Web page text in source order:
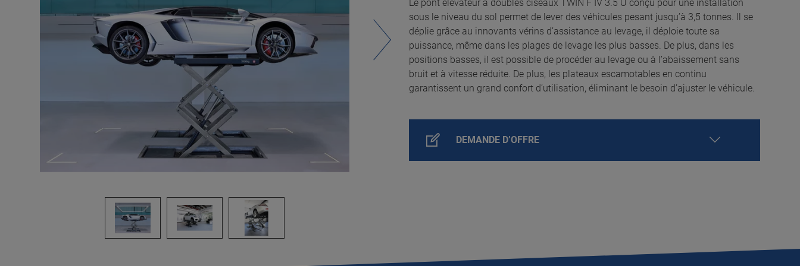
Le pont élévateur à doubles ciseaux TWIN F IV 3.5 U conçu pour une installation
sous le niveau du sol permet de lever des véhicules pesant jusqu’à 3,5 tonnes. Il se
déplie grâce au innovants vérins d’assistance au levage, il déploie toute sa
puissance, même dans les plages de levage les plus basses. De plus, dans les
positions basses, il est possible de procéder au levage ou à l’abaissement sans
bruit et à vitesse réduite. De plus, les plateaux escamotables en continu
garantissent un grand confort d’utilisation, éliminant le besoin d’ajuster le véhicule.
DEMANDE D’OFFRE